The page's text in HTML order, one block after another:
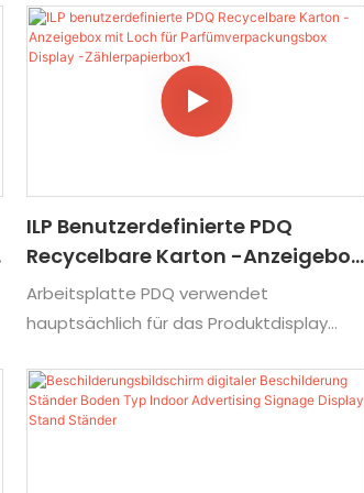
ILP Benutzerdefinierte PDQ
Recycelbare Karton -Anzeigebox
Mit Loch Für
Parfümverpackungsbox Display
Arbeitsplatte PDQ verwendet
hauptsächlich für das Produktdisplay
Karton hergestellt, das umweltfreundlich
ist